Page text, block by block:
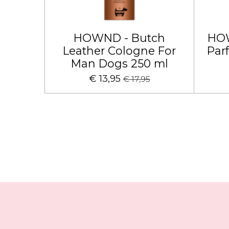
HOWND - Butch
Leather Cologne For
Man Dogs 250 ml
€ 13,95 € 17,95